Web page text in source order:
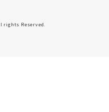
rights Reserved.